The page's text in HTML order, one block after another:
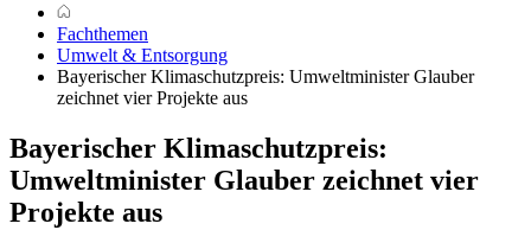
Fachthemen
Umwelt & Entsorgung
Bayerischer Klimaschutzpreis: Umweltminister Glauber
zeichnet vier Projekte aus
Bayerischer Klimaschutzpreis:
Umweltminister Glauber zeichnet vier
Projekte aus